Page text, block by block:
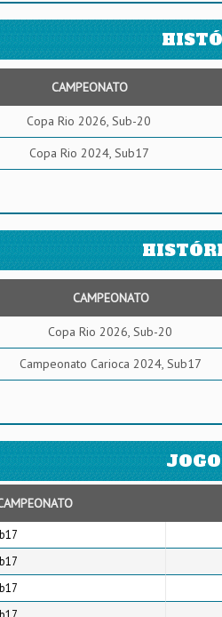
CAMPEONATO
Copa Rio 2026, Sub-20
Copa Rio 2024, Sub17
CAMPEONATO
Copa Rio 2026, Sub-20
Campeonato Carioca 2024, Sub17